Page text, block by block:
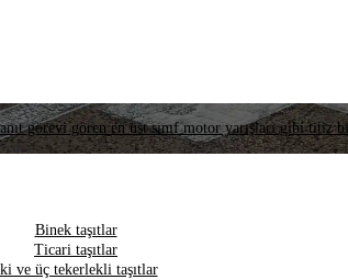
görevi gören en üst sınıf motor yarışları gibi titiz
Binek taşıtlar
Ticari taşıtlar
ve üç tekerlekli taşıtlar